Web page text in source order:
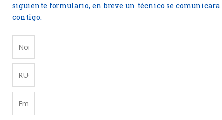
siguiente formulario, en breve un técnico se comunicara
contigo.